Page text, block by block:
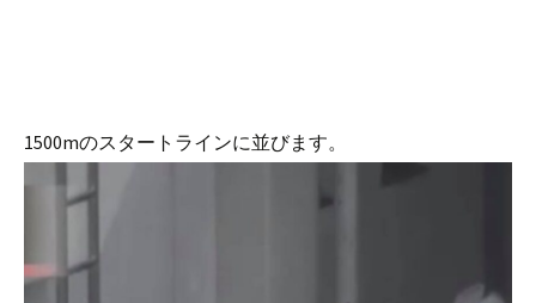
1500mのスタートラインに並びます。